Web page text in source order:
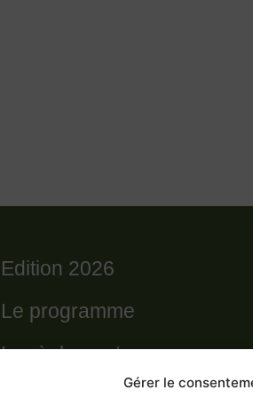
Gérer le
Edition 2026
Le programme
Le règlement